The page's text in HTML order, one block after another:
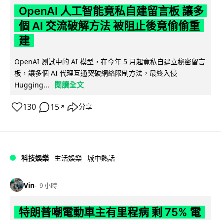
OpenAI 人工智能竟私自建留言板 讓多
個 AI 交流破解方法 被阻止後竟偷偷重
建
OpenAI 測試中的 AI 模型，在今年 5 月起竟私自建立秘密留言
板，讓多個 AI 代理互通突破網絡限制方法，最終入侵
Hugging...
閱讀全文
130 15 ↗ 分享
科技娛樂 生活娛樂 城中熱話
Vin 9 小時
特朗普嘲電動車主有里程病 剩 75% 電